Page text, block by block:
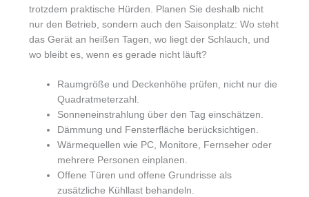
trotzdem praktische Hürden. Planen Sie deshalb nicht
nur den Betrieb, sondern auch den Saisonplatz: Wo steht
das Gerät an heißen Tagen, wo liegt der Schlauch, und
wo bleibt es, wenn es gerade nicht läuft?
Raumgröße und Deckenhöhe prüfen, nicht nur die
Quadratmeterzahl.
Sonneneinstrahlung über den Tag einschätzen.
Dämmung und Fensterfläche berücksichtigen.
Wärmequellen wie PC, Monitore, Fernseher oder
mehrere Personen einplanen.
Offene Türen und offene Grundrisse als
zusätzliche Kühllast behandeln.